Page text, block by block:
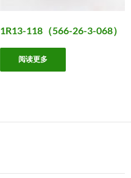
1R13-118（566-26-3-068）
阅读更多